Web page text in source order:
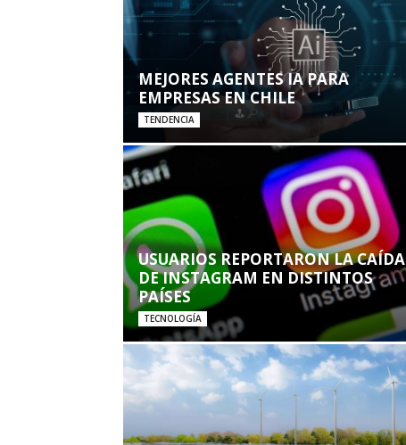
MEJORES AGENTES IA PARA
EMPRESAS EN CHILE
TENDENCIA
USUARIOS REPORTARON LA CAÍDA
DE INSTAGRAM EN DISTINTOS
PAÍSES
TECNOLOGÍA